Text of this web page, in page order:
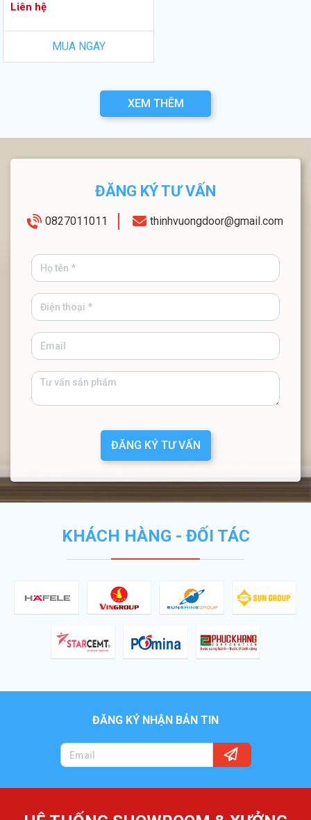
Liên hệ
MUA NGAY
XEM THÊM
ĐĂNG KÝ TƯ VẤN
0827011011 thinhvuongdoor@gmail.com
ĐĂNG KÝ TƯ VẤN
KHÁCH HÀNG - ĐỐI TÁC
ĐĂNG KÝ NHẬN BẢN TIN